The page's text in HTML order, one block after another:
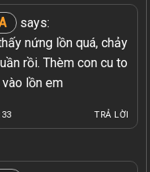
says:
nứng lồn quá, chảy
rồi. Thèm con cu to
lồn em
TRẢ LỜI